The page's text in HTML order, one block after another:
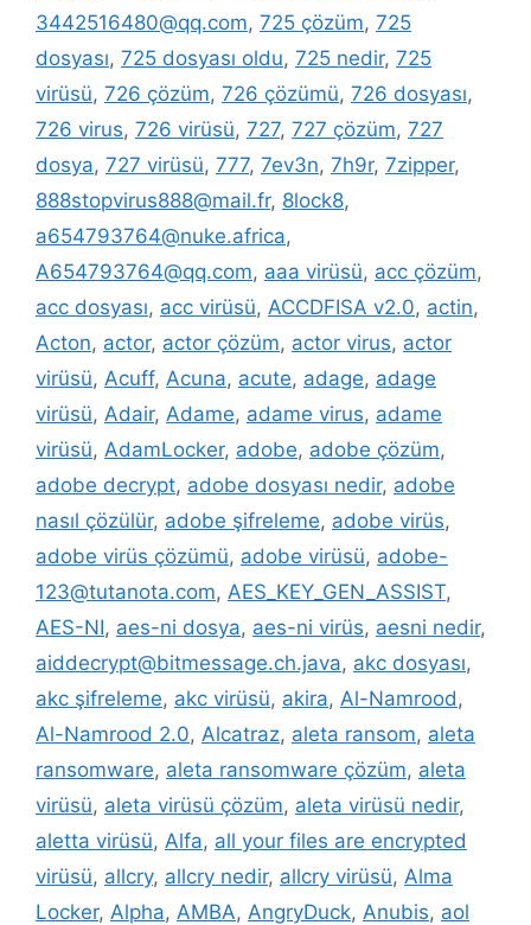
3442516480@qq.com, 725 çözüm, 725
dosyası, 725 dosyası oldu, 725 nedir, 725
virüsü, 726 çözüm, 726 çözümü, 726 dosyası,
726 virus, 726 virüsü, 727, 727 çözüm, 727
dosya, 727 virüsü, 777, 7ev3n, 7h9r, 7zipper,
888stopvirus888@mail.fr, 8lock8,
a654793764@nuke.africa,
A654793764@qq.com, aaa virüsü, acc çözüm,
acc dosyası, acc virüsü, ACCDFISA v2.0, actin,
Acton, actor, actor çözüm, actor virus, actor
virüsü, Acuff, Acuna, acute, adage, adage
virüsü, Adair, Adame, adame virus, adame
virüsü, AdamLocker, adobe, adobe çözüm,
adobe decrypt, adobe dosyası nedir, adobe
nasıl çözülür, adobe şifreleme, adobe virüs,
adobe virüs çözümü, adobe virüsü, adobe-
123@tutanota.com, AES_KEY_GEN_ASSIST,
AES-NI, aes-ni dosya, aes-ni virüs, aesni nedir,
aiddecrypt@bitmessage.ch.java, akc dosyası,
akc şifreleme, akc virüsü, akira, Al-Namrood,
Al-Namrood 2.0, Alcatraz, aleta ransom, aleta
ransomware, aleta ransomware çözüm, aleta
virüsü, aleta virüsü çözüm, aleta virüsü nedir,
aletta virüsü, Alfa, all your files are encrypted
virüsü, allcry, allcry nedir, allcry virüsü, Alma
Locker, Alpha, AMBA, AngryDuck, Anubis, aol